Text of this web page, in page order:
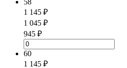
1 145 ₽
1 045 ₽
945 ₽
60
1 145 ₽